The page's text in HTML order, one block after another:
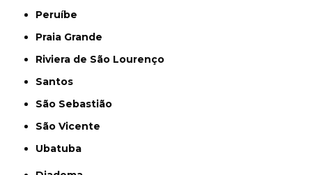
Peruíbe
Praia Grande
Riviera de São Lourenço
Santos
São Sebastião
São Vicente
Ubatuba